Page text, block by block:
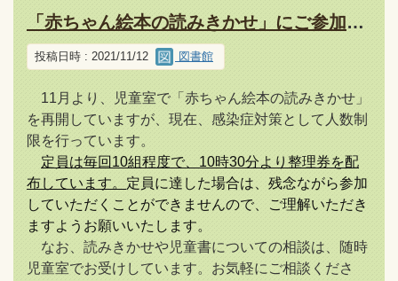
「赤ちゃん絵本の読みきかせ」にご参加の方へ
投稿日時 : 2021/11/12 図書館
11月より、児童室で「赤ちゃん絵本の読みきかせ」
を再開していますが、現在、感染症対策として人数制
限を行っています。
定員は毎回10組程度で、10時30分より整理券を配
布しています。 定員に達した場合は、残念ながら参加
していただくことができませんので、ご理解いただき
ますようお願いいたします。
なお、読みきかせや児童書についての相談は、随時
児童室でお受けしています。お気軽にご相談くださ